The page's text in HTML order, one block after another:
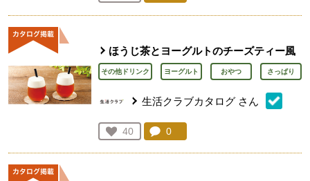
人が登録
ほうじ茶とヨーグルトのチーズティー風
その他ドリンク ヨーグルト おやつ さっぱり
生活クラブカタログ さん
お気に入り登録：
40
人が登録
コメント：
0